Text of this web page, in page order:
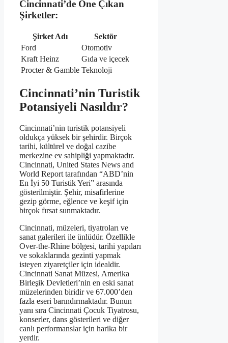
Cincinnati’de Öne Çıkan
Şirketler:
Şirket Adı
Sektör
Ford
Otomotiv
Kraft Heinz
Gıda ve içecek
Procter & Gamble Teknoloji
Cincinnati’nin Turistik
Potansiyeli Nasıldır?
Cincinnati’nin turistik potansiyeli
oldukça yüksek bir şehirdir. Birçok
tarihi, kültürel ve doğal cazibe
merkezine ev sahipliği yapmaktadır.
Cincinnati, United States News and
World Report tarafından “ABD’nin
En İyi 50 Turistik Yeri” arasında
gösterilmiştir. Şehir, misafirlerine
gezip görme, eğlence ve keşif için
birçok fırsat sunmaktadır.
Cincinnati, müzeleri, tiyatroları ve
sanat galerileri ile ünlüdür. Özellikle
Over-the-Rhine bölgesi, tarihi yapıları
ve sokaklarında gezinti yapmak
isteyen ziyaretçiler için idealdir.
Cincinnati Sanat Müzesi, Amerika
Birleşik Devletleri’nin en eski sanat
müzelerinden biridir ve 67.000’den
fazla eseri barındırmaktadır. Bunun
yanı sıra Cincinnati Çocuk Tiyatrosu,
konserler, dans gösterileri ve diğer
canlı performanslar için harika bir
yerdir.